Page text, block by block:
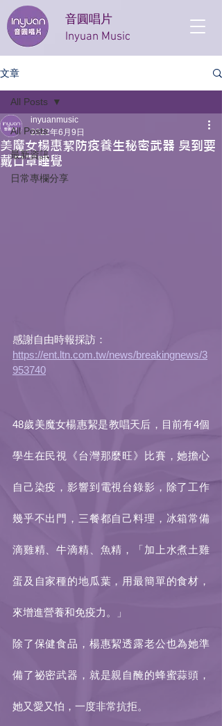
音圓唱片
Inyuan Music
文章
All Posts
最新資訊
日常專欄分享
All Posts
美魔女楊惠絜防疫養生秘密武器 臭到要
戴口罩睡覺
inyuanmusic
2022年6月9日
感謝自由時報採訪：
https://ent.ltn.com.tw/news/breakingnews/3
953740
48歲美魔女楊惠絜是教唱天后，目前有4個
學生在民視《台灣那麼旺》比賽，她擔心
自己染疫，影響到電視台錄影，除了工作
幾乎不出門，三餐都自己料理，冰箱常備
滴雞精、牛滴精、魚精，「加上水煮土雞
蛋及自家種的地瓜葉，用最簡單的食材，
來增進營養和免疫力。」
除了保健食品，楊惠絜透露老公也為她準
備了祕密武器，就是親自醃的蜂蜜蒜頭，
她又愛又怕，一度非常抗拒。